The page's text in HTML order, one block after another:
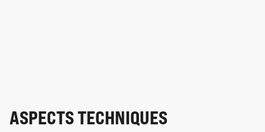
ASPECTS TECHNIQUES